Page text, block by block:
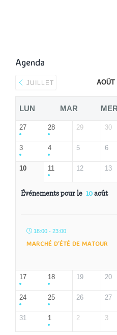
Agenda
JUILLET AOÛT
LUN MAR MER
27 28 29 30
3 4 5 6
10 11 12 13
Événements pour le 10août
18:00 - 23:00
MARCHÉ D’ÉTÉ DE MATOUR
17 18 19 20
24 25 26 27
31 1 2 3